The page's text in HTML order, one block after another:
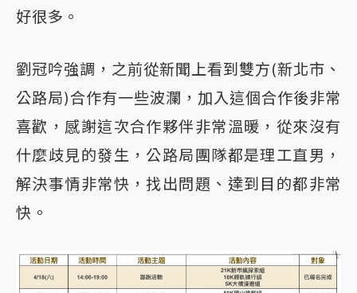
好很多。
劉冠吟強調，之前從新聞上看到雙方(新北市、
公路局)合作有一些波瀾，加入這個合作後非常
喜歡，感謝這次合作夥伴非常溫暖，從來沒有
什麼歧見的發生，公路局團隊都是理工直男，
解決事情非常快，找出問題、達到目的都非常
快。